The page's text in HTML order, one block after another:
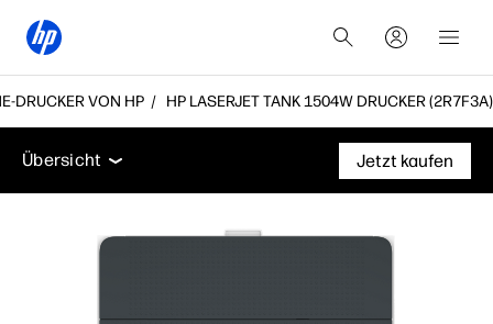
DRUCKER VON HP HP LASERJET TANK 1504W DRUCKER (2R7F3A)
Übersicht Funktionen Technische Daten
Übersicht
Jetzt kaufen